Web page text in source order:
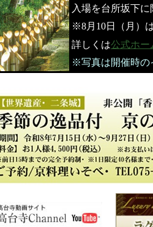
入場を台所坂下
※8月10日（月）
詳しくは公式ホー
※写真は開催時の